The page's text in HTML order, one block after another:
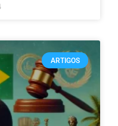
ARTIGOS